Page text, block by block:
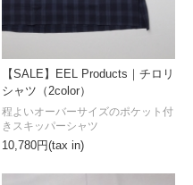
【SALE】EEL Products｜チロリ
シャツ（2color）
10,780円(tax in)
程よいオーバーサイズのポケット付
きスキッパーシャツ